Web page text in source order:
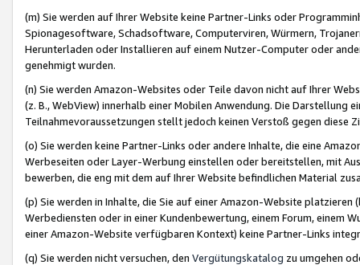
(m) Sie werden auf Ihrer Website keine Partner-Links oder
Spionagesoftware, Schadsoftware, Computerviren, Würmern,
Herunterladen oder Installieren auf einem Nutzer-Computer oder
genehmigt wurden.
(n) Sie werden Amazon-Websites oder Teile davon nicht auf Ihrer
(z. B., WebView) innerhalb einer Mobilen Anwendung. Die Darstellung
Teilnahmevoraussetzungen stellt jedoch keinen Verstoß gegen diese
(o) Sie werden keine Partner-Links oder andere Inhalte, die eine
Werbeseiten oder Layer-Werbung einstellen oder bereitstellen, mit
bewerben, die eng mit dem auf Ihrer Website befindlichen Material
(p) Sie werden in Inhalte, die Sie auf einer Amazon-Website
Werbediensten oder in einer Kundenbewertung, einem Forum, einem
einer Amazon-Website verfügbaren Kontext) keine Partner-Links
(q) Sie werden nicht versuchen, den Vergütungskatalog zu umgehen